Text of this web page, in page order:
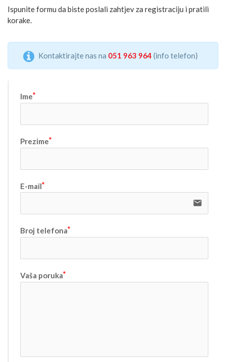
Ispunite formu da biste poslali zahtjev za registraciju i pratili
korake.
Kontaktirajte nas na 051 963 964 (info telefon)
Ime
Prezime
E-mail
email
Broj telefona
Vaša poruka